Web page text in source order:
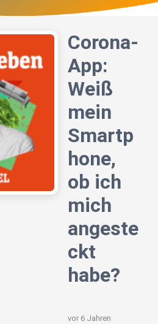
Corona-
App:
Weiß
mein
Smartp
hone,
ob ich
mich
angeste
ckt
habe?
vor 6 Jahren